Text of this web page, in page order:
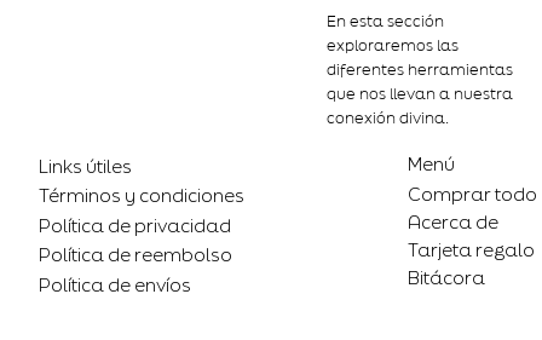
En esta sección
exploraremos las
diferentes herramientas
que nos llevan a nuestra
conexión divina.
Links útiles
Términos y condiciones
Política de privacidad
Política de reembolso
Política de envíos
Menú
Comprar todo
Acerca de
Tarjeta regalo
Bitácora